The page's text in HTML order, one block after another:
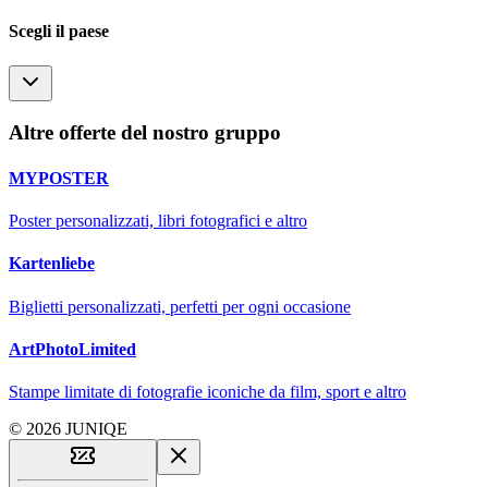
Scegli il paese
Altre offerte del nostro gruppo
MYPOSTER
Poster personalizzati, libri fotografici e altro
Kartenliebe
Biglietti personalizzati, perfetti per ogni occasione
ArtPhotoLimited
Stampe limitate di fotografie iconiche da film, sport e altro
© 2026 JUNIQE